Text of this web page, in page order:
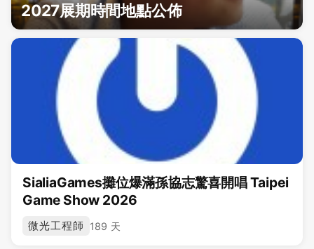
2027展期時間地點公佈
SialiaGames攤位爆滿孫協志驚喜開唱 Taipei
Game Show 2026
微光工程師 189 天